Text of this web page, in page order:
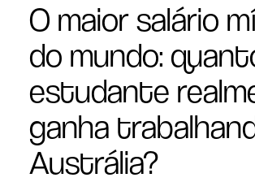
O maior salário
do mundo:
estudante
ganha
Austrália?